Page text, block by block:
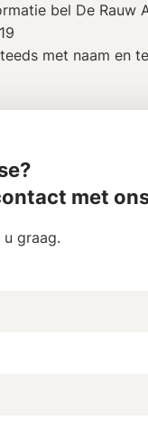
bel De Rauw
met naam en
met
u graag.